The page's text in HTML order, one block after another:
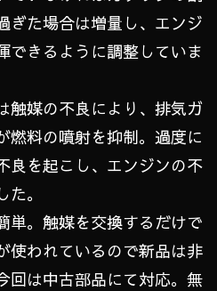
ぎた場合は増量し、エンジ
できるように調整していま
触媒の不良により、排気ガ
燃料の噴射を抑制。過度に
良を起こし、エンジンの不
。
単。触媒を交換するだけで
使われているので新品は非
回は中古部品にて対応。無